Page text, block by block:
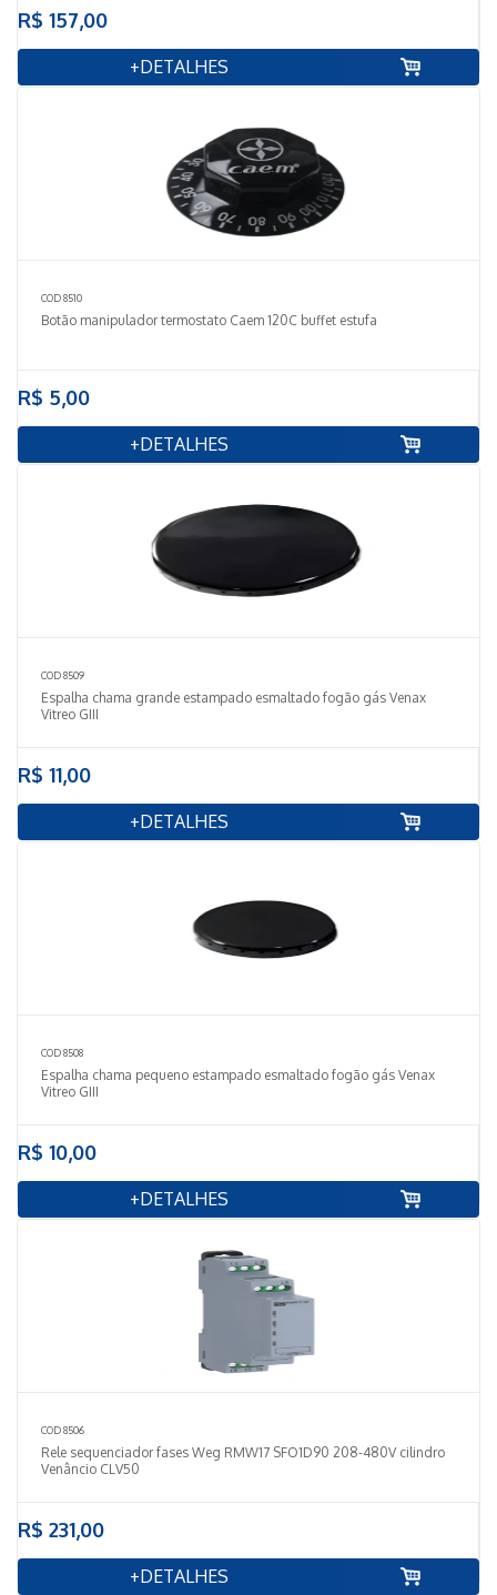
R$ 157,00
+DETALHES
COD 8510
Botão manipulador termostato Caem 120C buffet estufa
R$ 5,00
+DETALHES
COD 8509
Espalha chama grande estampado esmaltado fogão gás Venax
Vitreo GIII
R$ 11,00
+DETALHES
COD 8508
Espalha chama pequeno estampado esmaltado fogão gás Venax
Vitreo GIII
R$ 10,00
+DETALHES
COD 8506
Rele sequenciador fases Weg RMW17 SFO1D90 208-480V cilindro
Venâncio CLV50
R$ 231,00
+DETALHES